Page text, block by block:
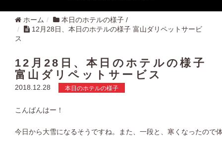
ホーム 本日のホテルの様子 /
12月28日、本日のホテルの様子 富山ダリペットサービ
ス
12月28日、本日のホテルの様子
富山ダリペットサービス
2018.12.28 本日のホテルの様子
こんばんはー！
今日から大雪になるそうですね。また、一段と、寒くなったので